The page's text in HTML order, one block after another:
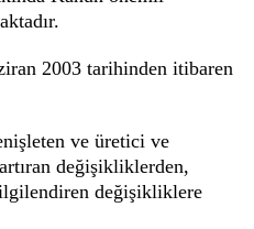
2003 tarihinden itibaren
ve üretici ve
değişikliklerden,
değişikliklere